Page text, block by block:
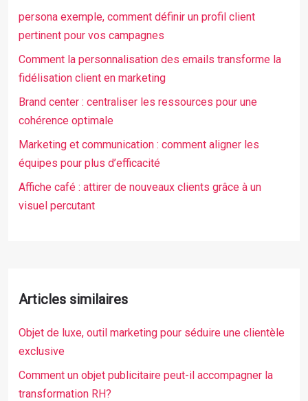
persona exemple, comment définir un profil client
pertinent pour vos campagnes
Comment la personnalisation des emails transforme la
fidélisation client en marketing
Brand center : centraliser les ressources pour une
cohérence optimale
Marketing et communication : comment aligner les
équipes pour plus d’efficacité
Affiche café : attirer de nouveaux clients grâce à un
visuel percutant
Articles similaires
Objet de luxe, outil marketing pour séduire une clientèle
exclusive
Comment un objet publicitaire peut-il accompagner la
transformation RH?